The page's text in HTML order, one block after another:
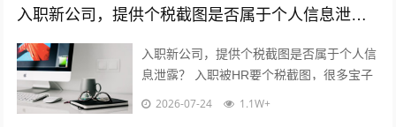
入职新公司，提供个税截图是否属于个人信息泄露？
入职新公司，提供个税截图是否属于个人信
息泄露？ 入职被HR要个税截图，很多宝子
都慌了：这算不算隐私泄露？到底能不能
2026-07-24 1.1W+